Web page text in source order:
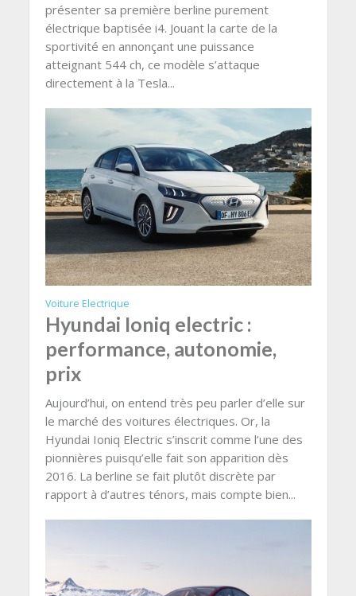
présenter sa première berline purement
électrique baptisée i4. Jouant la carte de la
sportivité en annonçant une puissance
atteignant 544 ch, ce modèle s’attaque
directement à la Tesla...
Voiture Electrique
Hyundai Ioniq electric :
performance, autonomie,
prix
Aujourd’hui, on entend très peu parler d’elle sur
le marché des voitures électriques. Or, la
Hyundai Ioniq Electric s’inscrit comme l’une des
pionnières puisqu’elle fait son apparition dès
2016. La berline se fait plutôt discrète par
rapport à d’autres ténors, mais compte bien...